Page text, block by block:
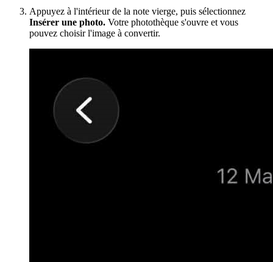
Appuyez à l'intérieur de la note vierge, puis sélectionnez
Insérer une photo. Votre photothèque s'ouvre et vous
pouvez choisir l'image à convertir.